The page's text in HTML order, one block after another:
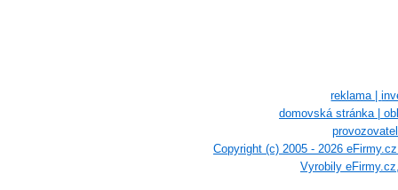
reklama |
domovská stránka |
Copyright (c) 2005 - 2026
Vyrobily